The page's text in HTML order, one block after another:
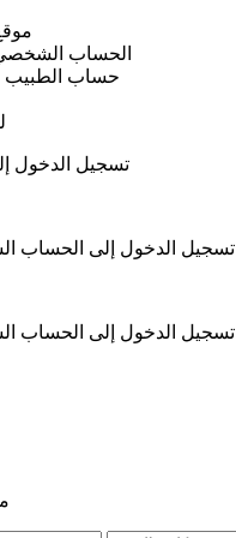
الحساب
حساب
تسجيل الدخول
تسجيل الدخول إلى الحساب
تسجيل الدخول إلى الحساب